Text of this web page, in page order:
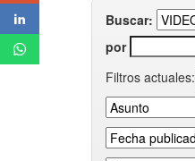
Buscar:
por
Filtros actuales: